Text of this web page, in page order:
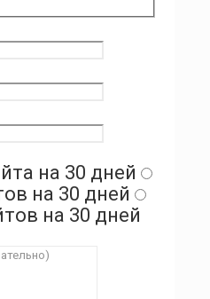
на 30 дней
на 30 дней
на 30 дней